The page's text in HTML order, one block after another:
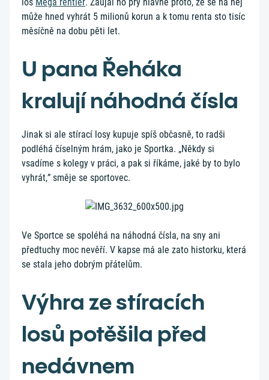
může hned vyhrát 5 milionů korun a k tomu renta sto tisíc
měsíčně na dobu pěti let.
U pana Řeháka
kralují náhodná čísla
Jinak si ale stírací losy kupuje spíš občasně, to radši
podléhá číselným hrám, jako je Sportka. „Někdy si
vsadíme s kolegy v práci, a pak si říkáme, jaké by to bylo
vyhrát,” směje se sportovec.
Ve Sportce se spoléhá na náhodná čísla, na sny ani
předtuchy moc nevěří. V kapse má ale zato historku, která
se stala jeho dobrým přátelům.
Výhra ze stíracích
losů potěšila před
nedávnem